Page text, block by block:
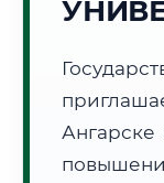
📍 Региональная
Субъект:
Тел. код:
Почтовые индексы:
Ангарске